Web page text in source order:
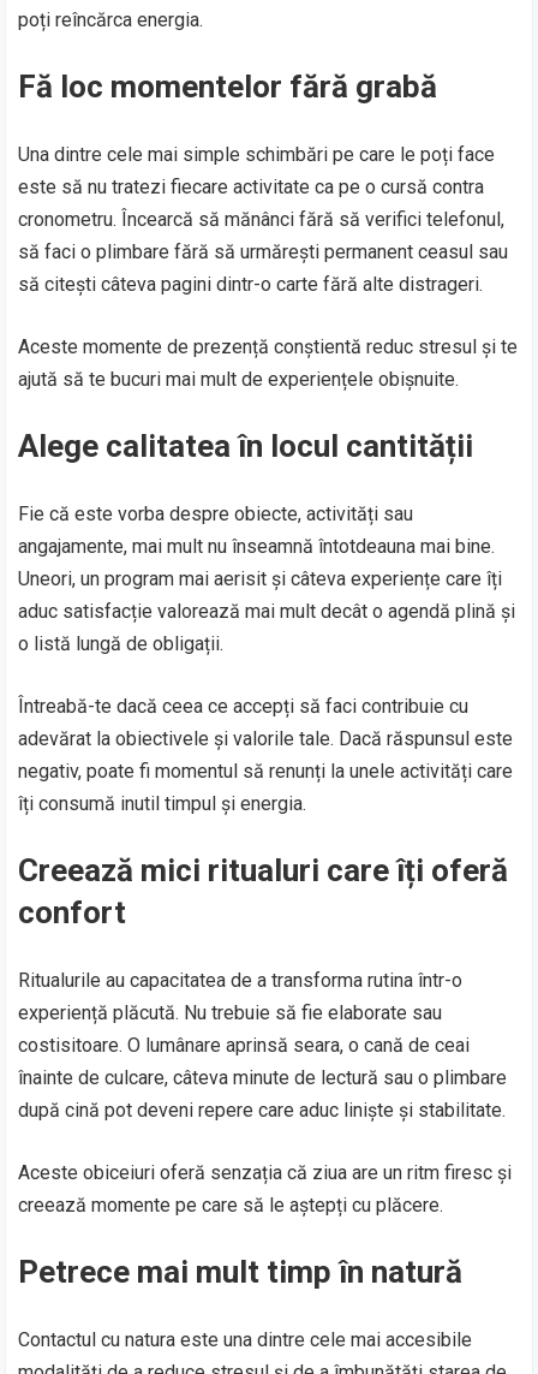
poți reîncărca energia.
Fă loc momentelor fără grabă
Una dintre cele mai simple schimbări pe care le poți face
este să nu tratezi fiecare activitate ca pe o cursă contra
cronometru. Încearcă să mănânci fără să verifici telefonul,
să faci o plimbare fără să urmărești permanent ceasul sau
să citești câteva pagini dintr-o carte fără alte distrageri.
Aceste momente de prezență conștientă reduc stresul și te
ajută să te bucuri mai mult de experiențele obișnuite.
Alege calitatea în locul cantității
Fie că este vorba despre obiecte, activități sau
angajamente, mai mult nu înseamnă întotdeauna mai bine.
Uneori, un program mai aerisit și câteva experiențe care îți
aduc satisfacție valorează mai mult decât o agendă plină și
o listă lungă de obligații.
Întreabă-te dacă ceea ce accepți să faci contribuie cu
adevărat la obiectivele și valorile tale. Dacă răspunsul este
negativ, poate fi momentul să renunți la unele activități care
îți consumă inutil timpul și energia.
Creează mici ritualuri care îți oferă
confort
Ritualurile au capacitatea de a transforma rutina într-o
experiență plăcută. Nu trebuie să fie elaborate sau
costisitoare. O lumânare aprinsă seara, o cană de ceai
înainte de culcare, câteva minute de lectură sau o plimbare
după cină pot deveni repere care aduc liniște și stabilitate.
Aceste obiceiuri oferă senzația că ziua are un ritm firesc și
creează momente pe care să le aștepți cu plăcere.
Petrece mai mult timp în natură
Contactul cu natura este una dintre cele mai accesibile